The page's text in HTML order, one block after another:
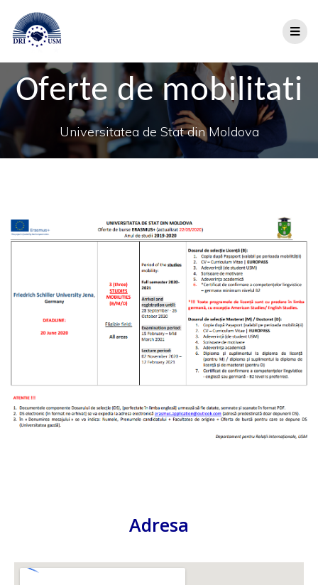
Oferte de mobilitati
Universitatea de Stat din Moldova
Adresa